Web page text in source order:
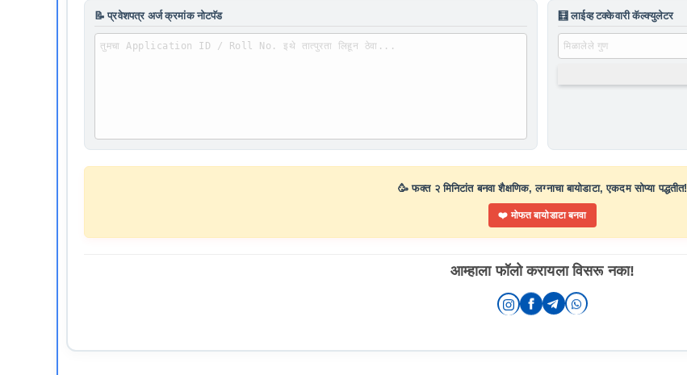
📝 प्रवेशपत्र अर्ज क्रमांक नोटपॅड 🧮 लाईव्ह टक्केवारी कॅल्क्युलेटर
🥳 फक्त २ मिनिटांत बनवा शैक्षणिक, लग्नाचा बायोडाटा, एकदम सोप्या पद्धतीत!
❤️ मोफत बायोडाटा बनवा
आम्हाला फॉलो करायला विसरू नका!